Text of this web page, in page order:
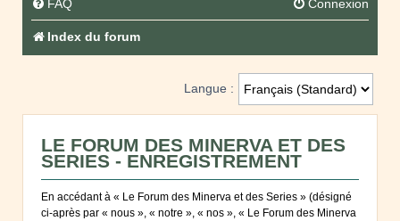
FAQ Connexion
Index du forum
Langue :
LE FORUM DES MINERVA ET DES
SERIES - ENREGISTREMENT
En accédant à « Le Forum des Minerva et des Series » (désigné
ci-après par « nous », « notre », « nos », « Le Forum des Minerva